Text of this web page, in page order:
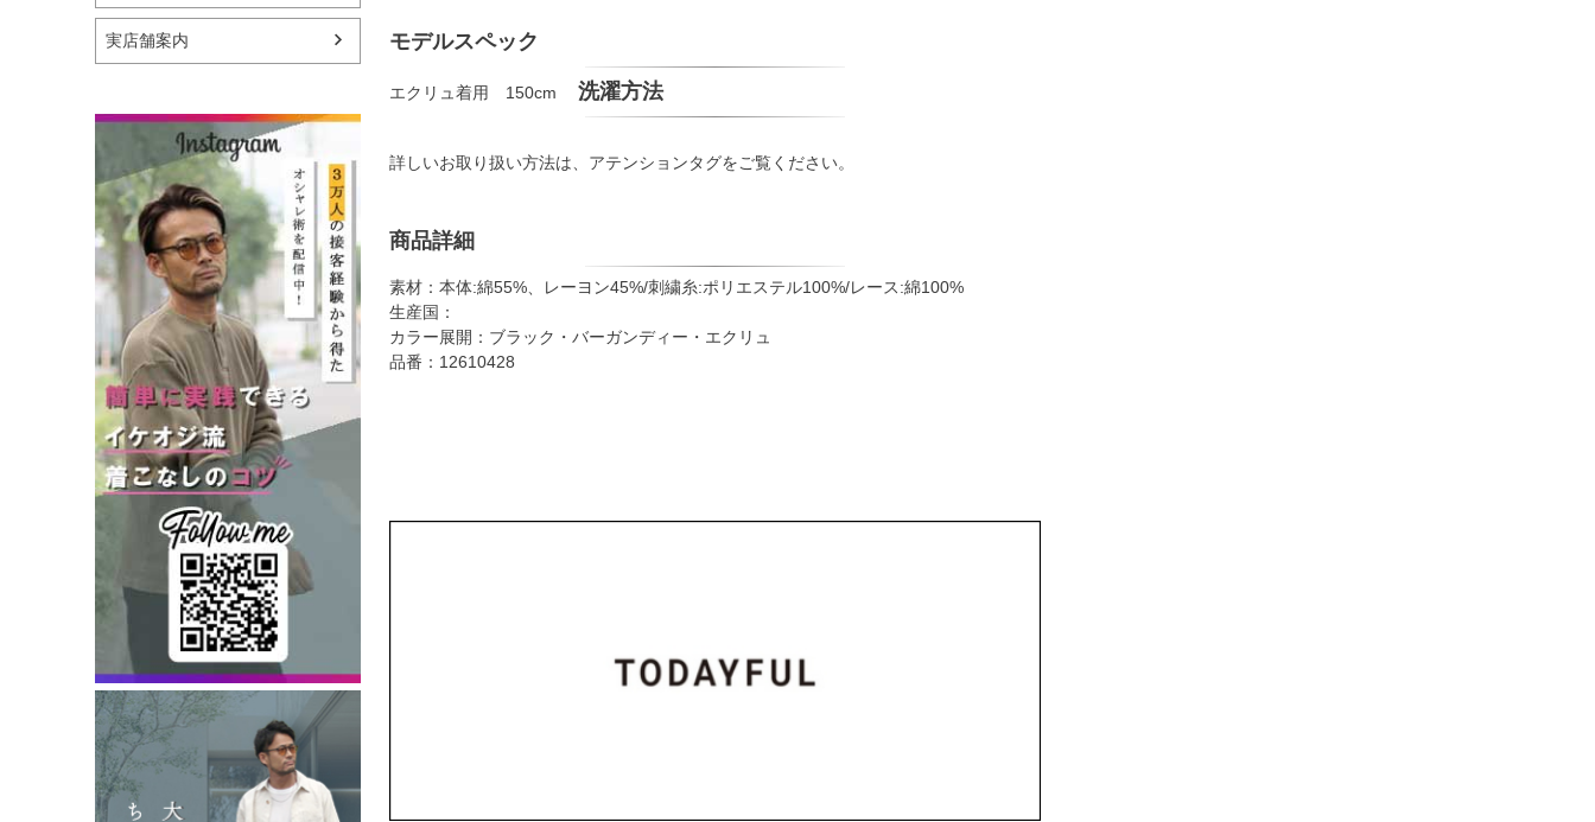
実店舗案内 モデルスペック
エクリュ着用 150cm 洗濯方法
詳しいお取り扱い方法は、アテンションタグをご覧ください。
商品詳細
素材：本体:綿55%、レーヨン45%/刺繍糸:ポリエステル100%/レース:綿100%
生産国：
カラー展開：ブラック・バーガンディー・エクリュ
品番：12610428